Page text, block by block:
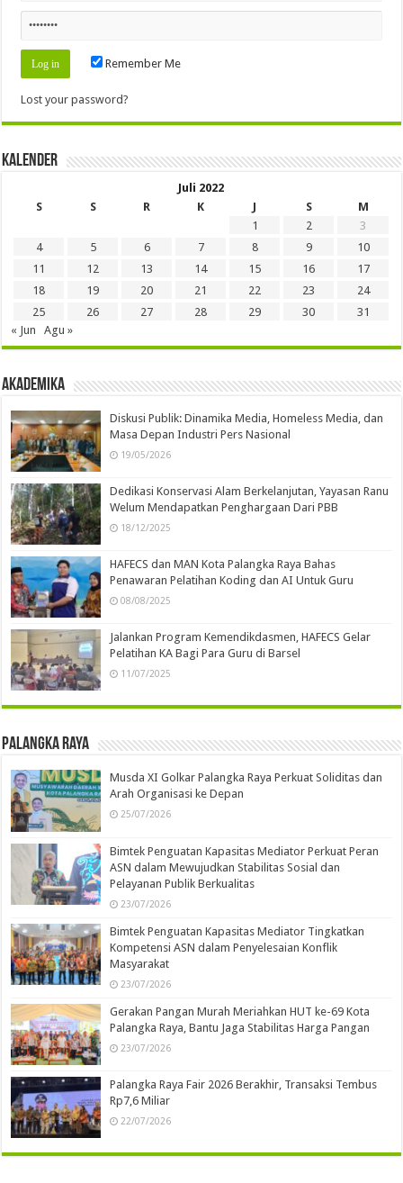
Remember Me
Lost your password?
Kalender
Juli 2022
S
S R K J S
M
1
2
3
4
5 6 7 8 9
10
11
12 13 14 15 16
17
18
19 20 21 22 23
24
25
26 27 28 29 30
31
« Jun
Agu »
Akademika
Diskusi Publik: Dinamika Media, Homeless Media, dan
Masa Depan Industri Pers Nasional
19/05/2026
Dedikasi Konservasi Alam Berkelanjutan, Yayasan Ranu
Welum Mendapatkan Penghargaan Dari PBB
18/12/2025
HAFECS dan MAN Kota Palangka Raya Bahas
Penawaran Pelatihan Koding dan AI Untuk Guru
08/08/2025
Jalankan Program Kemendikdasmen, HAFECS Gelar
Pelatihan KA Bagi Para Guru di Barsel
11/07/2025
Palangka Raya
Musda XI Golkar Palangka Raya Perkuat Soliditas dan
Arah Organisasi ke Depan
25/07/2026
Bimtek Penguatan Kapasitas Mediator Perkuat Peran
ASN dalam Mewujudkan Stabilitas Sosial dan
Pelayanan Publik Berkualitas
23/07/2026
Bimtek Penguatan Kapasitas Mediator Tingkatkan
Kompetensi ASN dalam Penyelesaian Konflik
Masyarakat
23/07/2026
Gerakan Pangan Murah Meriahkan HUT ke-69 Kota
Palangka Raya, Bantu Jaga Stabilitas Harga Pangan
23/07/2026
Palangka Raya Fair 2026 Berakhir, Transaksi Tembus
Rp7,6 Miliar
22/07/2026